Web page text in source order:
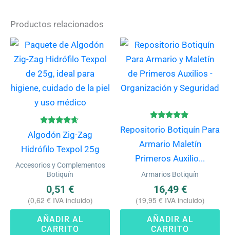
Productos relacionados
Valorado
con
4.50
de 5
Algodón Zig-Zag
Hidrófilo Texpol 25g
Accesorios y Complementos
Botiquín
0,51 €
(0,62 € IVA incluido)
AÑADIR AL
CARRITO
Valorado
con
4.80
de 5
Repositorio Botiquín Para
Armario Maletín
Primeros Auxilio...
Armarios Botiquín
16,49 €
(19,95 € IVA incluido)
AÑADIR AL
CARRITO